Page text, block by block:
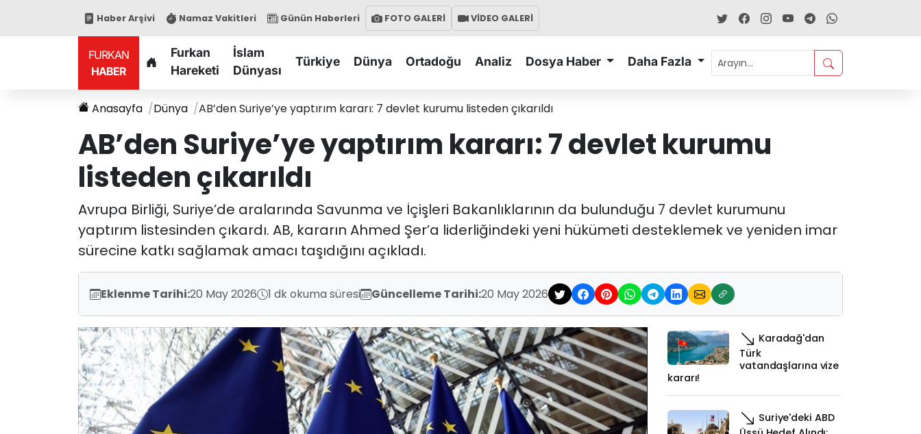
Haber Arşivi Namaz Vakitleri Günün Haberleri FOTO GALERİ VİDEO GALERİ
FURKAN
HABER
Furkan
Hareketi
İslam
Dünyası
Türkiye Dünya Ortadoğu Analiz Dosya Haber Daha Fazla
Anasayfa Dünya AB’den Suriye’ye yaptırım kararı: 7 devlet kurumu listeden çıkarıldı
AB’den Suriye’ye yaptırım kararı: 7 devlet kurumu
listeden çıkarıldı
Avrupa Birliği, Suriye’de aralarında Savunma ve İçişleri Bakanlıklarının da bulunduğu 7 devlet kurumunu
yaptırım listesinden çıkardı. AB, kararın Ahmed Şer’a liderliğindeki yeni hükümeti desteklemek ve yeniden imar
sürecine katkı sağlamak amacı taşıdığını açıkladı.
Eklenme Tarihi:20 May 2026 1 dk okuma süresi Güncelleme Tarihi:20 May 2026
Karadağ'dan
Türk
vatandaşlarına vize
kararı!
Suriye'deki ABD